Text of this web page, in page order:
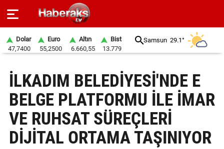
SPOR
YAŞAM
EKONOMİ
Dolar
47,7400
Euro
55,2500
Altın
6.660,55
Bist
13.779
Samsun 29.1°
İLKADIM BELEDİYESİ'NDE E
BELGE PLATFORMU İLE İMAR
VE RUHSAT SÜREÇLERİ
DİJİTAL ORTAMA TAŞINIYOR